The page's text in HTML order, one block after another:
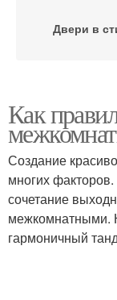
Двери в
Как
Создание
многих
сочетание
межкомнатными.
гармоничный